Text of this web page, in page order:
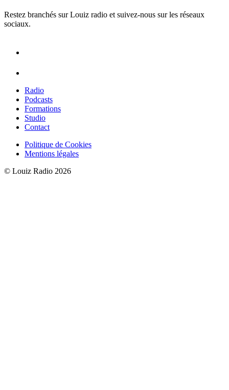
Restez branchés sur Louiz radio et suivez-nous sur les réseaux
sociaux.
Radio
Podcasts
Formations
Studio
Contact
Politique de Cookies
Mentions légales
© Louiz Radio 2026